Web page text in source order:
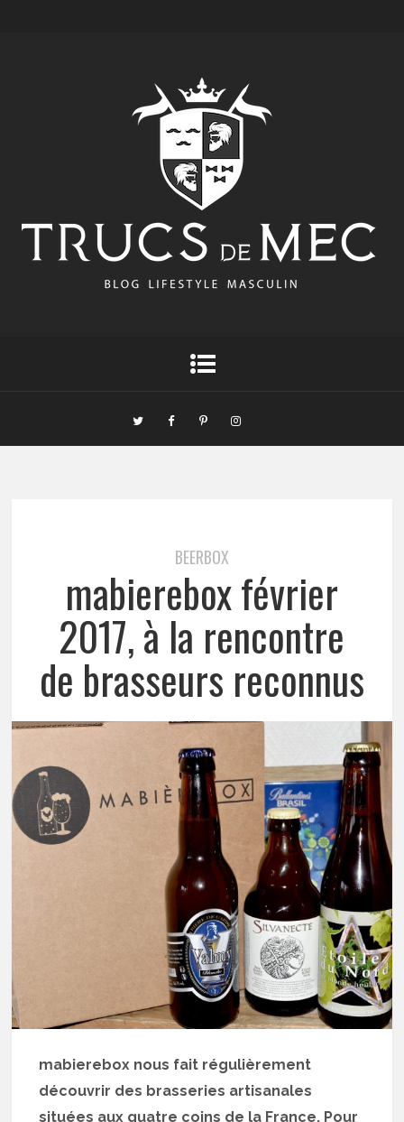
BEERBOX
mabierebox février
2017, à la rencontre
de brasseurs reconnus
mabierebox nous fait régulièrement
découvrir des brasseries artisanales
situées aux quatre coins de la France. Pour